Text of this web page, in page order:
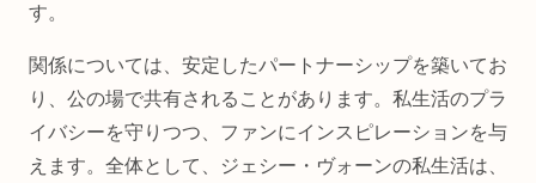
す。
関係については、安定したパートナーシップを築いてお
り、公の場で共有されることがあります。私生活のプラ
イバシーを守りつつ、ファンにインスピレーションを与
えます。全体として、ジェシー・ヴォーンの私生活は、